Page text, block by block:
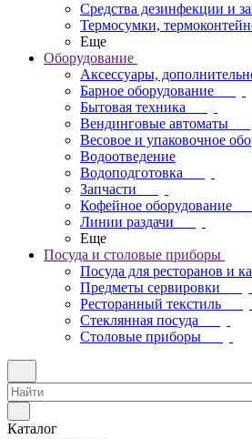
Средства дезинфекции и
Термосумки,
Еще
Оборудование
Аксессуары,
Барное оборудование
Бытовая техника
Вендинговые автоматы
Весовое и упаковочное
Водоотведение
Водоподготовка
Запчасти
Кофейное оборудование
Линии раздачи
Еще
Посуда и столовые приборы
Посуда для ресторанов и
Предметы сервировки
Ресторанный текстиль
Стеклянная посуда
Столовые приборы
Каталог